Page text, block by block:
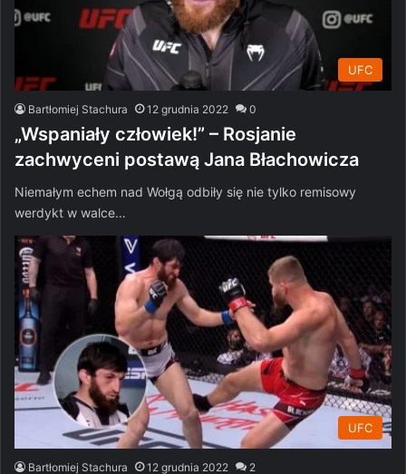
UFC
Bartłomiej Stachura 12 grudnia 2022 0
„Wspaniały człowiek!” – Rosjanie
zachwyceni postawą Jana Błachowicza
Niemałym echem nad Wołgą odbiły się nie tylko remisowy
werdykt w walce…
UFC
Bartłomiej Stachura 12 grudnia 2022 2